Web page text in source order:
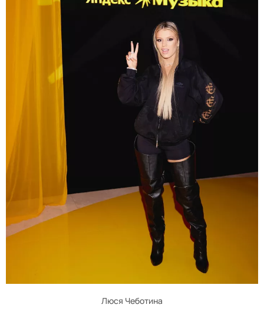
Люся Чеботина